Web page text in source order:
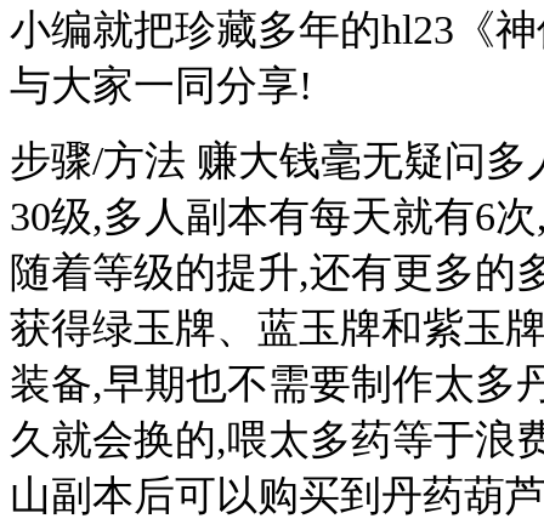
小编就把珍藏多年的hl23《
与大家一同分享!
步骤/方法 赚大钱毫无疑问
30级,多人副本有每天就有6
随着等级的提升,还有更多的
获得绿玉牌、蓝玉牌和紫玉
装备,早期也不需要制作太多
久就会换的,喂太多药等于浪
山副本后可以购买到丹药葫